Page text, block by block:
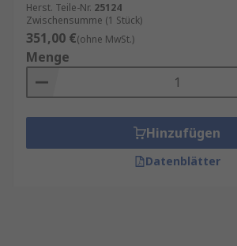
Herst. Teile-Nr. 25124
Zwischensumme (1 Stück)
351,00 €(ohne MwSt.)
Menge
Hinzufügen
Datenblätter